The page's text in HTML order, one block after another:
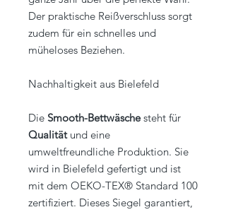
Der praktische Reißverschluss sorgt
zudem für ein schnelles und
müheloses Beziehen.
Nachhaltigkeit aus Bielefeld
Die Smooth-Bettwäschesteht für
Qualitätund eine
umweltfreundliche Produktion. Sie
wird in Bielefeld gefertigt und ist
mit dem OEKO-TEX® Standard 100
zertifiziert. Dieses Siegel garantiert,